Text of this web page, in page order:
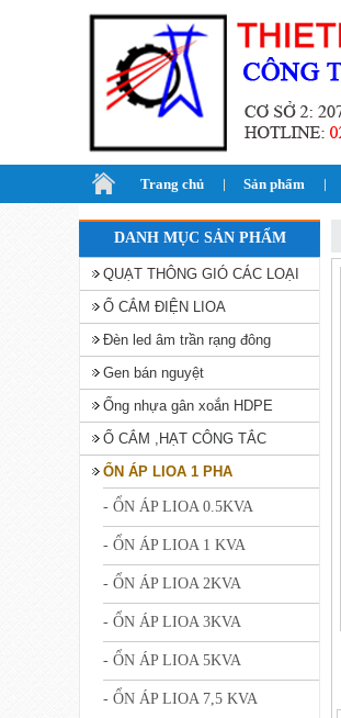
Trang chủ Sản phẩm
DANH MỤC SẢN PHẨM
QUẠT THÔNG GIÓ CÁC LOẠI
Ổ CẮM ĐIỆN LIOA
Đèn led âm trần rạng đông
Gen bán nguyệt
Ống nhựa gân xoắn HDPE
Ổ CẮM ,HẠT CÔNG TẮC
ỔN ÁP LIOA 1 PHA
- ỔN ÁP LIOA 0.5KVA
- ỔN ÁP LIOA 1 KVA
- ỔN ÁP LIOA 2KVA
- ỔN ÁP LIOA 3KVA
- ỔN ÁP LIOA 5KVA
- ỔN ÁP LIOA 7,5 KVA